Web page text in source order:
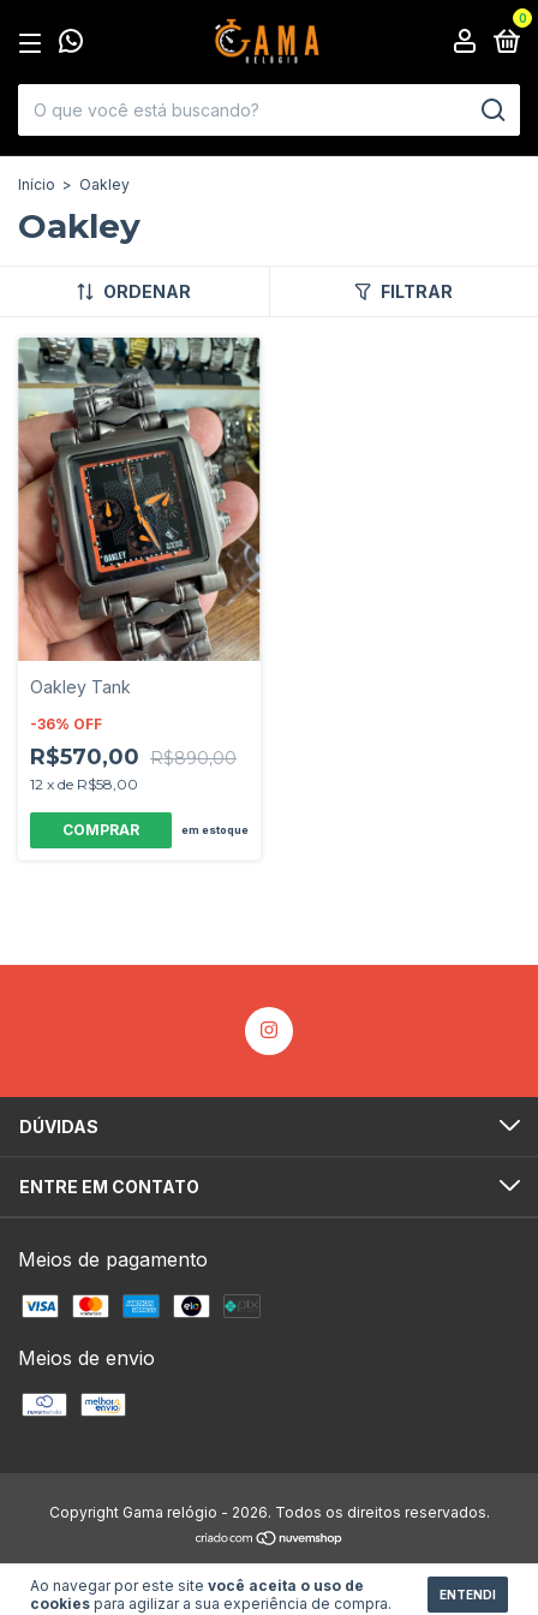
0
Ao navegar por este site você aceita o uso de
cookies para agilizar a sua experiência de compra. ENTENDI
Início > Oakley
Oakley
ORDENAR FILTRAR
Oakley Tank
-36% OFF
R$570,00 R$890,00
12 x de R$58,00
em estoque
DÚVIDAS
ENTRE EM CONTATO
Meios de pagamento
Meios de envio
Copyright Gama relógio - 2026. Todos os direitos reservados.